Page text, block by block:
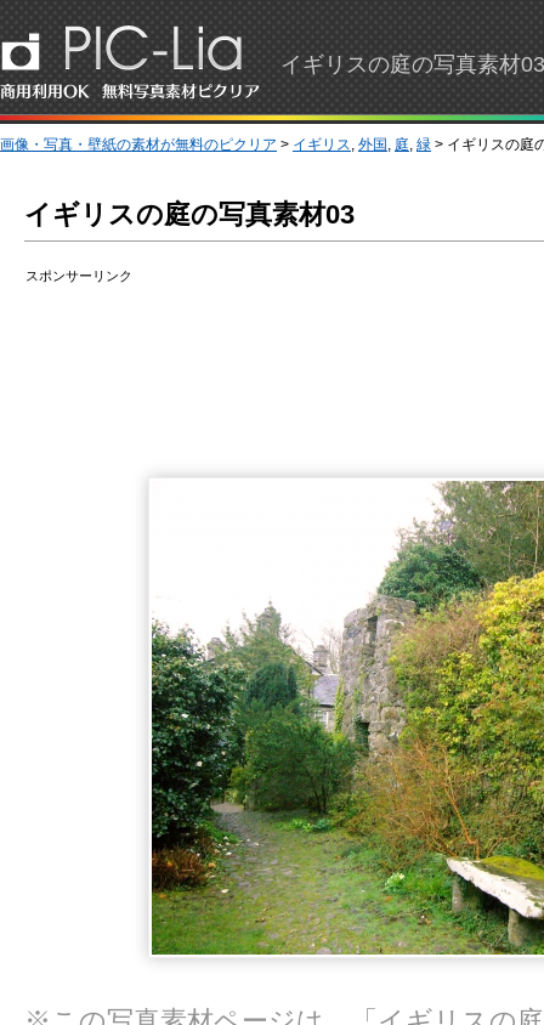
イギリスの庭の写真素材
画像・写真・壁紙の素材が無料のピクリア > イギリス, 外国 , 庭, 緑 > イギリスの庭
イギリスの庭の写真素材03
スポンサーリンク